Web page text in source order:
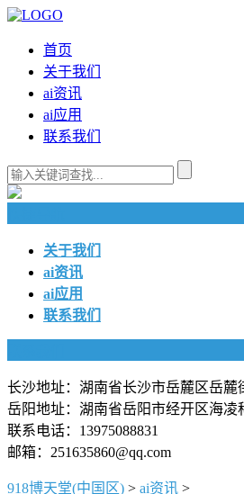
首页
关于我们
ai资讯
ai应用
联系我们
关于我们
ai资讯
ai应用
联系我们
长沙地址：湖南省长沙市岳麓区岳麓
岳阳地址：湖南省岳阳市经开区海凌
联系电话：13975088831
邮箱：251635860@qq.com
918博天堂(中国区) > ai资讯 >